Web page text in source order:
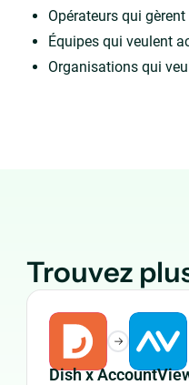
Opérateurs qui
Équipes qui veulent
Organisations qui
Trouvez
Dish x